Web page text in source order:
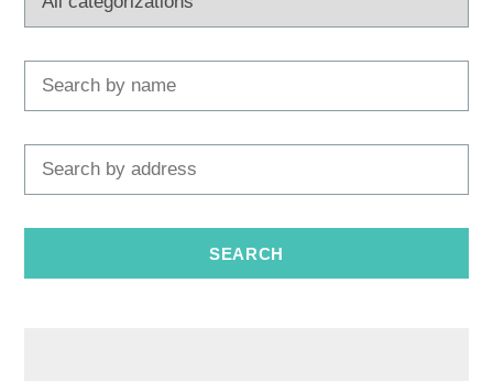
info@kastela-info.hr
Villa Nika, Kamberovo šetalište 30,
21216 Kaštel Stari, Hrvatska
Directions